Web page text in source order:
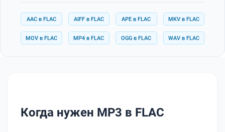
AAC в FLAC AIFF в FLAC APE в FLAC MKV в FLAC
MOV в FLAC MP4 в FLAC OGG в FLAC WAV в FLAC
Когда нужен MP3 в FLAC